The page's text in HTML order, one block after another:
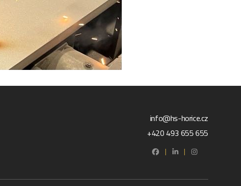
info@hs-horice.cz
+420 493 655 655
| |